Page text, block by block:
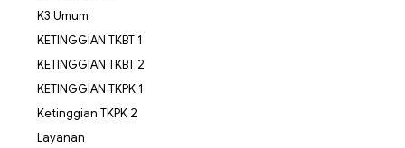
K3 Umum
KETINGGIAN TKBT 1
KETINGGIAN TKBT 2
KETINGGIAN TKPK 1
Ketinggian TKPK 2
Layanan